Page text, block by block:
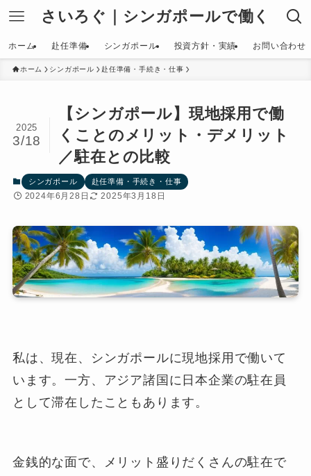
さいろぐ｜シンガポールで働く
ホーム 赴任準備 シンガポール 投資方針・実績 お問い合わせ
ホーム シンガポール 赴任準備・手続き・仕事
【シンガポール】現地採用で働
くことのメリット・デメリット
／駐在との比較
2025
3/18
シンガポール 赴任準備・手続き・仕事
2024年6月28日 2025年3月18日
私は、現在、シンガポールに現地採用で働いて
います。一方、アジア諸国に日本企業の駐在員
として滞在したこともあります。
金銭的な面で、メリット盛りだくさんの駐在で